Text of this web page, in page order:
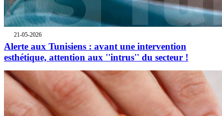
21-05-2026
Alerte aux Tunisiens : avant une intervention
esthétique, attention aux ''intrus'' du secteur !